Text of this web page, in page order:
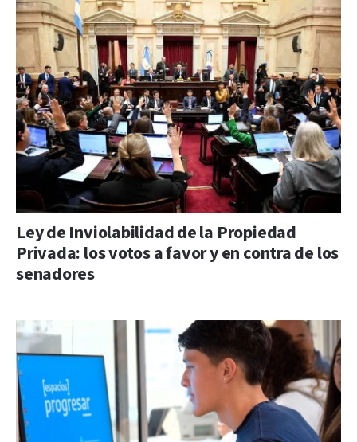
Ley de Inviolabilidad de la Propiedad
Privada: los votos a favor y en contra de los
senadores